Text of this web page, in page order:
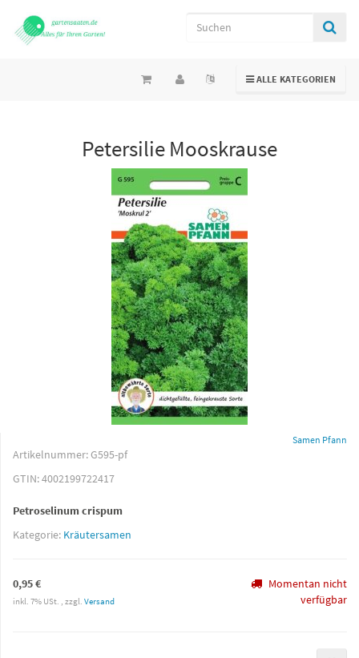
TOGGLE NAVIGATION
ALLE KATEGORIEN
Petersilie Mooskrause
Samen Pfann
Artikelnummer:G595-pf
GTIN:4002199722417
Petroselinum crispum
Kategorie: Kräutersamen
0,95 €
inkl. 7% USt. , zzgl. Versand
Momentan nicht
verfügbar